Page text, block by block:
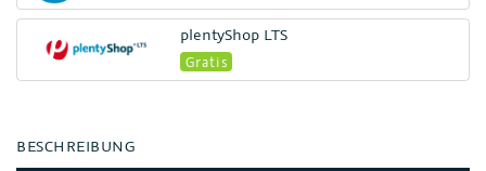
plentyShop LTS
Gratis
BESCHREIBUNG